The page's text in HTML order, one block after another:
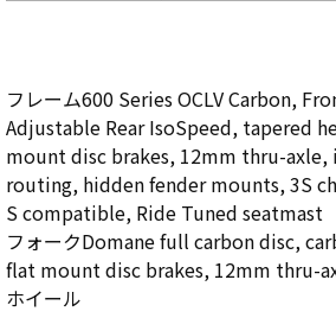
フレーム600 Series OCLV Carbon,
Adjustable Rear IsoSpeed, tapered
mount disc brakes, 12mm thru-axle,
routing, hidden fender mounts, 3S
S compatible, Ride Tuned seatmast
フォークDomane full carbon disc,
flat mount disc brakes, 12mm thru-
ホイール